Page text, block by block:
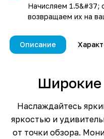
Начисляем 1.5&#37;
возвращаем их на
Описание
Широкие
Наслаждайтесь
яркостью и
от точки обзора.